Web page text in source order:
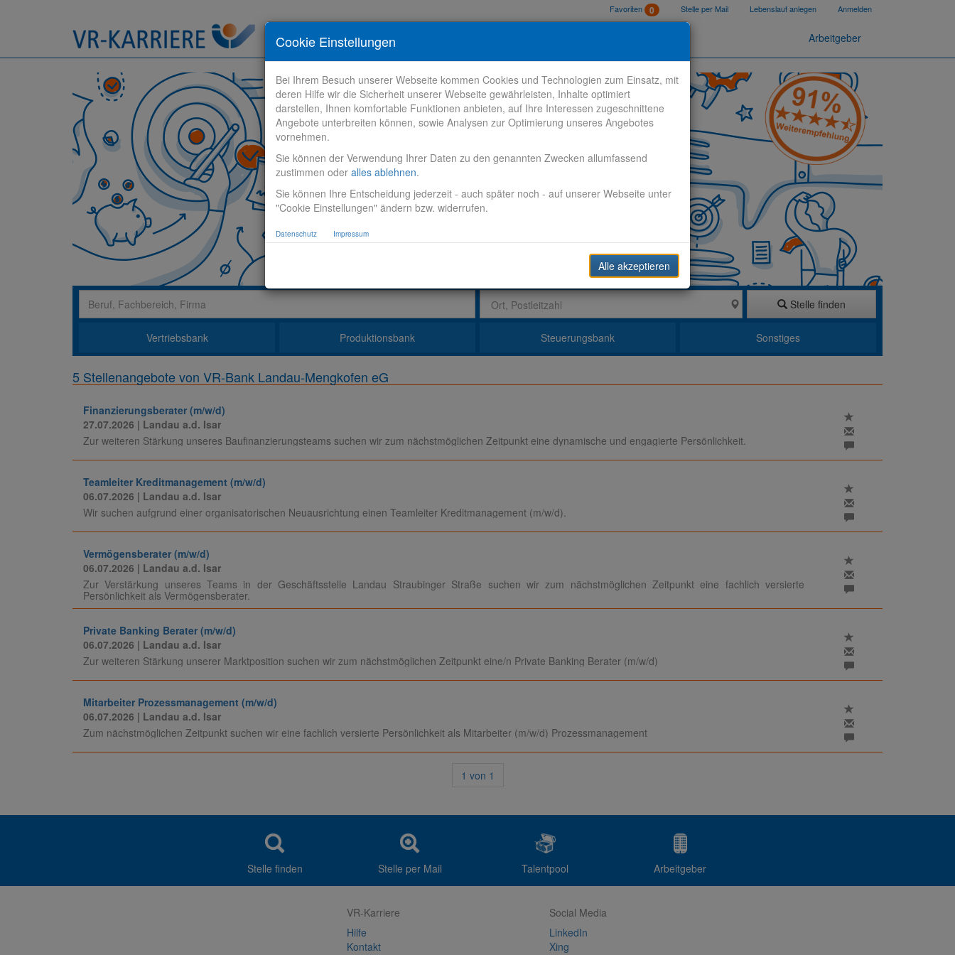
Favoriten 0 Stelle per Mail Lebenslauf anlegen Anmelden
Stelle finden Bewerbungstipps Arbeitgeber
Stelle finden
Vertriebsbank Produktionsbank Steuerungsbank Sonstiges
5 Stellenangebote von VR-Bank Landau-Mengkofen eG
Finanzierungsberater (m/w/d)
27.07.2026 | Landau a.d. Isar
Zur weiteren Stärkung unseres Baufinanzierungsteams suchen wir zum nächstmöglichen Zeitpunkt eine dynamische und engagierte Persönlichkeit.
Teamleiter Kreditmanagement (m/w/d)
06.07.2026 | Landau a.d. Isar
Wir suchen aufgrund einer organisatorischen Neuausrichtung einen Teamleiter Kreditmanagement (m/w/d).
Vermögensberater (m/w/d)
06.07.2026 | Landau a.d. Isar
Zur Verstärkung unseres Teams in der Geschäftsstelle Landau Straubinger Straße suchen wir zum nächstmöglichen Zeitpunkt eine fachlich versierte
Persönlichkeit als Vermögensberater.
Private Banking Berater (m/w/d)
06.07.2026 | Landau a.d. Isar
Zur weiteren Stärkung unserer Marktposition suchen wir zum nächstmöglichen Zeitpunkt eine/n Private Banking Berater (m/w/d)
Mitarbeiter Prozessmanagement (m/w/d)
06.07.2026 | Landau a.d. Isar
Zum nächstmöglichen Zeitpunkt suchen wir eine fachlich versierte Persönlichkeit als Mitarbeiter (m/w/d) Prozessmanagement
1 von 1
Stelle finden Stelle per Mail Talentpool Arbeitgeber
VR-Karriere
Hilfe
Kontakt
Social Media
LinkedIn
Xing
Cookie Einstellungen
Bei Ihrem Besuch unserer Webseite kommen Cookies und Technologien zum Einsatz, mit
deren Hilfe wir die Sicherheit unserer Webseite gewährleisten, Inhalte optimiert
darstellen, Ihnen komfortable Funktionen anbieten, auf Ihre Interessen zugeschnittene
Angebote unterbreiten können, sowie Analysen zur Optimierung unseres Angebotes
vornehmen.
Sie können der Verwendung Ihrer Daten zu den genannten Zwecken allumfassend
zustimmen oder alles ablehnen.
Sie können Ihre Entscheidung jederzeit - auch später noch - auf unserer Webseite unter
"Cookie Einstellungen" ändern bzw. widerrufen.
Datenschutz Impressum
Alle akzeptieren